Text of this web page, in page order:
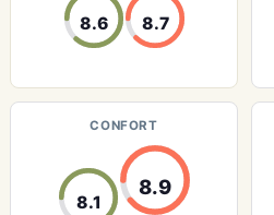
8.6 8.7
CONFORT
8.1
8.9